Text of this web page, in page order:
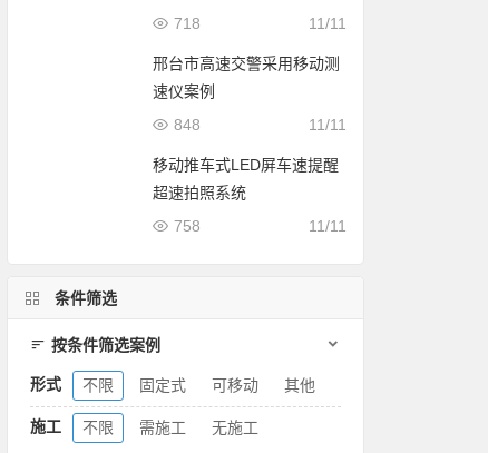
11/11
718
邢台市高速交警采用移动测
速仪案例
11/11
848
移动推车式LED屏车速提醒
超速拍照系统
11/11
758
条件筛选
按条件筛选案例
形式 不限 固定式 可移动 其他
施工 不限 需施工 无施工